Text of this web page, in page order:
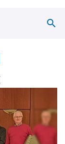
search